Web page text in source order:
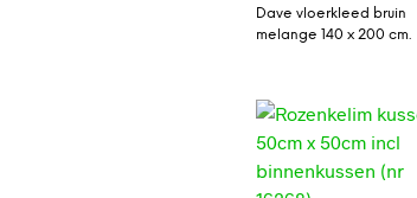
Dave vloerkleed bruin
melange 140 x 200 cm.